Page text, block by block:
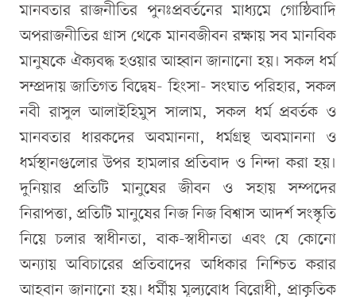
মানবতার রাজনীতির পুনঃপ্রবর্তনের মাধ্যমে গোষ্ঠিবাদি
অপরাজনীতির গ্রাস থেকে মানবজীবন রক্ষায় সব মানবিক
মানুষকে ঐক্যবদ্ধ হওয়ার আহ্বান জানানো হয়। সকল ধর্ম
সম্প্রদায় জাতিগত বিদ্বেষ- হিংসা- সংঘাত পরিহার, সকল
নবী রাসুল আলাইহিমুস সালাম, সকল ধর্ম প্রবর্তক ও
মানবতার ধারকদের অবমাননা, ধর্মগ্রন্থ অবমাননা ও
ধর্মস্থানগুলোর উপর হামলার প্রতিবাদ ও নিন্দা করা হয়।
দুনিয়ার প্রতিটি মানুষের জীবন ও সহায় সম্পদের
নিরাপত্তা, প্রতিটি মানুষের নিজ নিজ বিশ্বাস আদর্শ সংস্কৃতি
নিয়ে চলার স্বাধীনতা, বাক-স্বাধীনতা এবং যে কোনো
অন্যায় অবিচারের প্রতিবাদের অধিকার নিশ্চিত করার
আহবান জানানো হয়। ধর্মীয় মূল্যবোধ বিরোধী, প্রাকৃতিক